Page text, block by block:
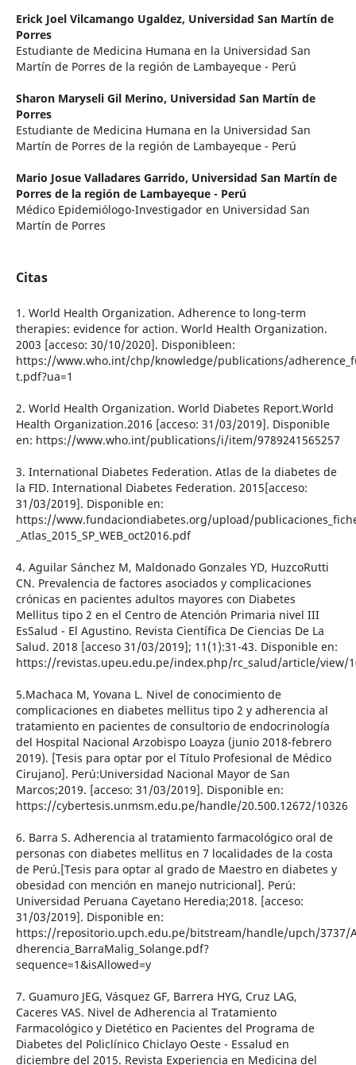
Erick Joel Vilcamango Ugaldez, Universidad San Martín de
Porres
Estudiante de Medicina Humana en la Universidad San
Martín de Porres de la región de Lambayeque - Perú
Sharon Maryseli Gil Merino, Universidad San Martín de
Porres
Estudiante de Medicina Humana en la Universidad San
Martín de Porres de la región de Lambayeque - Perú
Mario Josue Valladares Garrido, Universidad San Martín de
Porres de la región de Lambayeque - Perú
Médico Epidemiólogo-Investigador en Universidad San
Martín de Porres
Citas
1. World Health Organization. Adherence to long-term
therapies: evidence for action. World Health Organization.
2003 [acceso: 30/10/2020]. Disponibleen:
https://www.who.int/chp/knowledge/publications/
t.pdf?ua=1
2. World Health Organization. World Diabetes Report.World
Health Organization.2016 [acceso: 31/03/2019]. Disponible
en: https://www.who.int/publications/i/item/9789241565257
3. International Diabetes Federation. Atlas de la diabetes de
la FID. International Diabetes Federation. 2015[acceso:
31/03/2019]. Disponible en:
https://www.fundaciondiabetes.org/upload/
_Atlas_2015_SP_WEB_oct2016.pdf
4. Aguilar Sánchez M, Maldonado Gonzales YD, HuzcoRutti
CN. Prevalencia de factores asociados y complicaciones
crónicas en pacientes adultos mayores con Diabetes
Mellitus tipo 2 en el Centro de Atención Primaria nivel III
EsSalud - El Agustino. Revista Científica De Ciencias De La
Salud. 2018 [acceso 31/03/2019]; 11(1):31-43. Disponible en:
https://revistas.upeu.edu.pe/index.php/rc_salud/article/view/
5.Machaca M, Yovana L. Nivel de conocimiento de
complicaciones en diabetes mellitus tipo 2 y adherencia al
tratamiento en pacientes de consultorio de endocrinología
del Hospital Nacional Arzobispo Loayza (junio 2018-febrero
2019). [Tesis para optar por el Título Profesional de Médico
Cirujano]. Perú:Universidad Nacional Mayor de San
Marcos;2019. [acceso: 31/03/2019]. Disponible en:
https://cybertesis.unmsm.edu.pe/handle/20.500.12672/10326
6. Barra S. Adherencia al tratamiento farmacológico oral de
personas con diabetes mellitus en 7 localidades de la costa
de Perú.[Tesis para optar al grado de Maestro en diabetes y
obesidad con mención en manejo nutricional]. Perú:
Universidad Peruana Cayetano Heredia;2018. [acceso:
31/03/2019]. Disponible en:
https://repositorio.upch.edu.pe/bitstream/handle/upch/3737/
dherencia_BarraMalig_Solange.pdf?
sequence=1&isAllowed=y
7. Guamuro JEG, Vásquez GF, Barrera HYG, Cruz LAG,
Caceres VAS. Nivel de Adherencia al Tratamiento
Farmacológico y Dietético en Pacientes del Programa de
Diabetes del Policlínico Chiclayo Oeste - Essalud en
diciembre del 2015. Revista Experiencia en Medicina del